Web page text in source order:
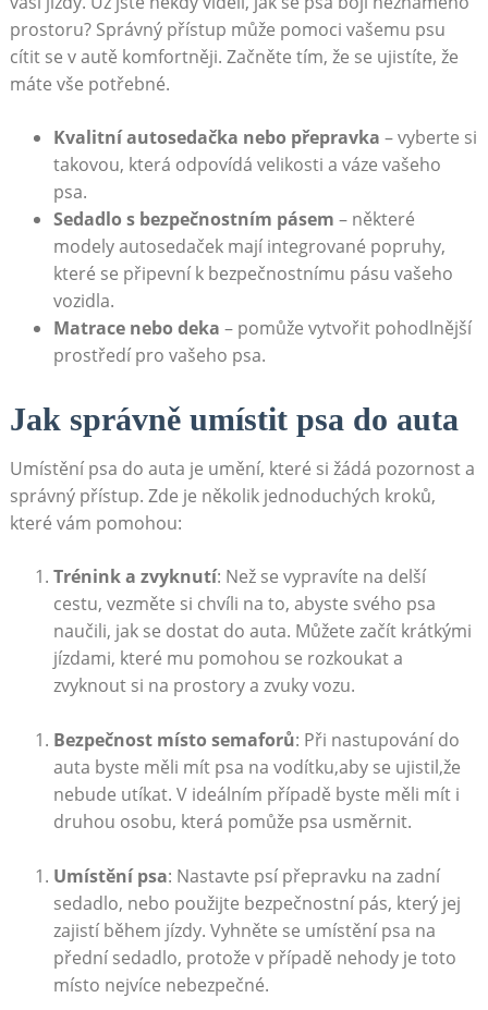
prostoru? Správný‍ přístup může pomoci vašemu psu
cítit se v autě komfortněji. Začněte tím, že se ‍ujistíte, že
máte vše potřebné.
Kvalitní‌ autosedačka nebo přepravka – vyberte si
takovou, která odpovídá ​velikosti a váze ⁢vašeho⁤
psa.
Sedadlo ​s​ bezpečnostním pásem – některé
modely autosedaček mají integrované popruhy,
které se připevní k bezpečnostnímu pásu vašeho
vozidla.
Matrace nebo deka – pomůže vytvořit pohodlnější
prostředí ⁣pro vašeho psa.
Jak ⁢správně umístit psa do auta
Umístění psa do auta je umění, ⁤které si žádá pozornost a
správný přístup. Zde je několik jednoduchých kroků,
které vám ​pomohou:
Trénink a zvyknutí: Než se vypravíte na delší
cestu, vezměte ⁣si chvíli na to, abyste ‌svého psa
naučili, jak se dostat do auta. Můžete začít krátkými
jízdami, které mu pomohou se ⁤rozkoukat a
⁤zvyknout ⁢si na prostory a zvuky ​vozu.
Bezpečnost místo semaforů: Při nastupování do
auta byste ⁣měli mít psa na vodítku,aby se ujistil,že
nebude utíkat. V ideálním případě byste měli mít i
druhou osobu,​ která pomůže psa usměrnit.
Umístění psa: Nastavte psí přepravku na zadní
sedadlo, nebo použijte‍ bezpečnostní pás,‌ který jej
zajistí během jízdy. Vyhněte se umístění ⁣psa na
přední sedadlo, protože v případě nehody⁤ je⁤ toto
místo nejvíce⁣ nebezpečné.